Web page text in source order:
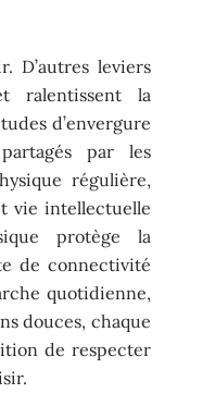
D’autres leviers
ralentissent la
d’envergure
par les
régulière,
vie intellectuelle
protège la
de connectivité
quotidienne,
douces, chaque
de respecter